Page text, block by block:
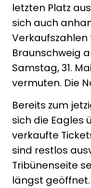
letzten Platz
sich auch
Braunschweig
Samstag, 31.
vermuten. Die
Bereits zum
sich die Eagles
verkaufte
sind restlos
Tribünenseite
längst geöffnet.